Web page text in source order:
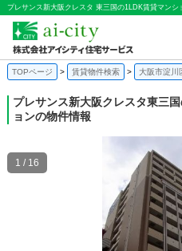
TOPページ 賃貸物件検索 大阪市淀川
プレサンス新大阪クレスタ東三
ョンの物件情報
1 / 16